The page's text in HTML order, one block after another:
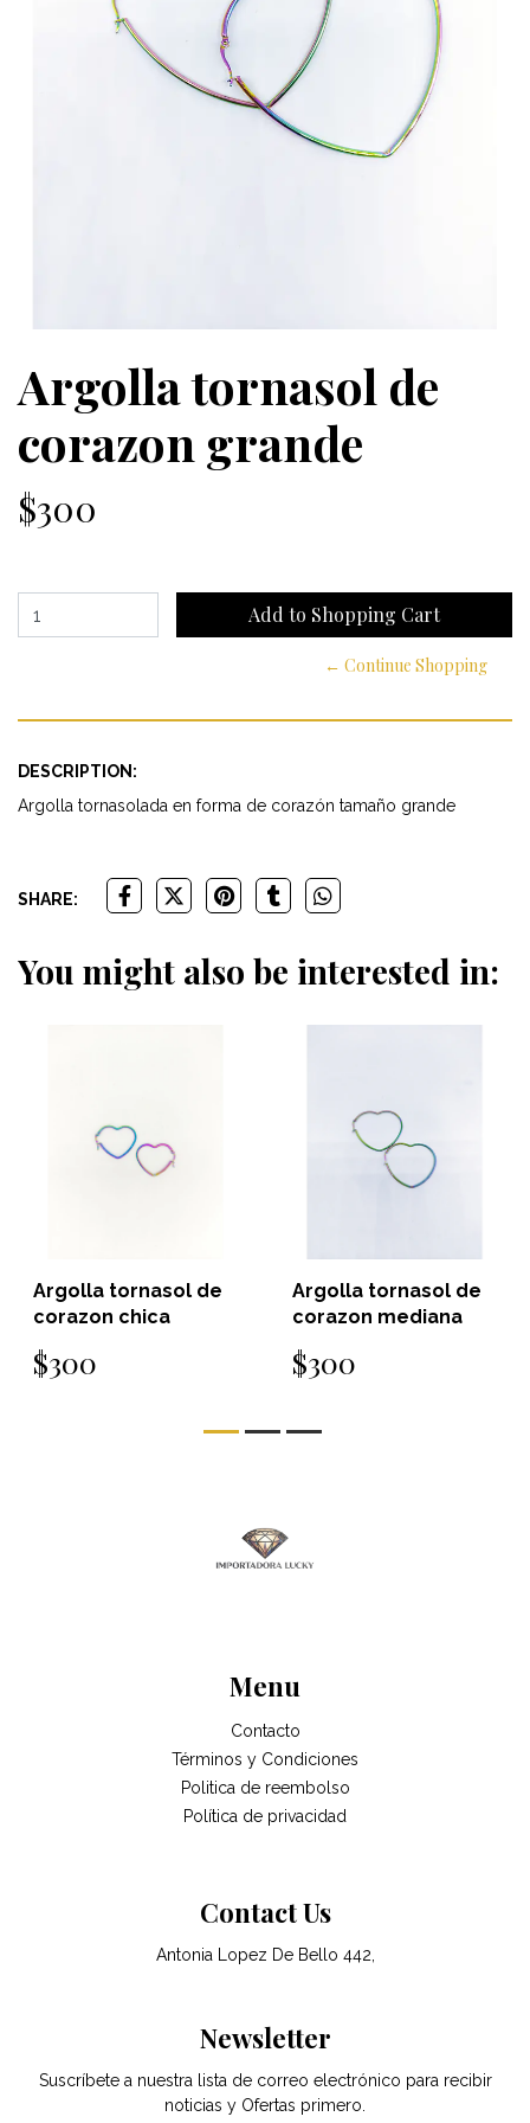
Argolla tornasol de
corazon grande
$300
← Continue Shopping
DESCRIPTION:
Argolla tornasolada en forma de corazón tamaño grande
SHARE:
You might also be interested in:
tornasol de
chica
Argolla tornasol de
corazon mediana
Menu
Contacto
Términos y Condiciones
Politica de reembolso
Política de privacidad
Contact Us
Antonia Lopez De Bello 442,
Newsletter
Suscríbete a nuestra lista de correo electrónico para recibir
noticias y Ofertas primero.